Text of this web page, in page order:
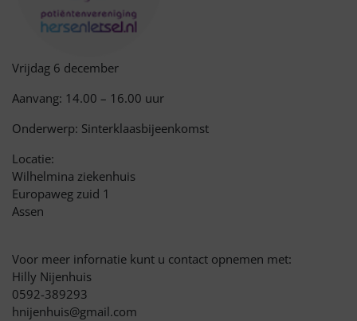
Vrijdag 6 december
Aanvang: 14.00 – 16.00 uur
Onderwerp: Sinterklaasbijeenkomst
Locatie:
Wilhelmina ziekenhuis
Europaweg zuid 1
Assen
Voor meer infornatie kunt u contact opnemen met:
Hilly Nijenhuis
0592-389293
hnijenhuis@gmail.com